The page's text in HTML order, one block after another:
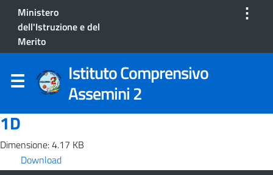
Ministero
dell'Istruzione e del
Merito
⋮
Istituto Comprensivo
Assemini 2
1D
Dimensione: 4.17 KB
Download